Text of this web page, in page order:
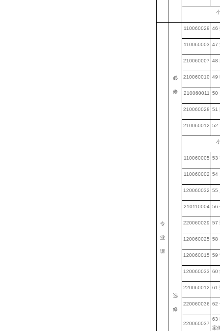
专
业
课
必
修
110060029 46
110060003 47
210060007 48
210060010 49
210060011 50
210060028 51
210060012 52
选
修
110060005 53
110060002 54
120060032 55
210110004 56
220060029 57
120060025 58
120060015 59
120060033 60
220060012 61
220060036 62
220060037
63
案